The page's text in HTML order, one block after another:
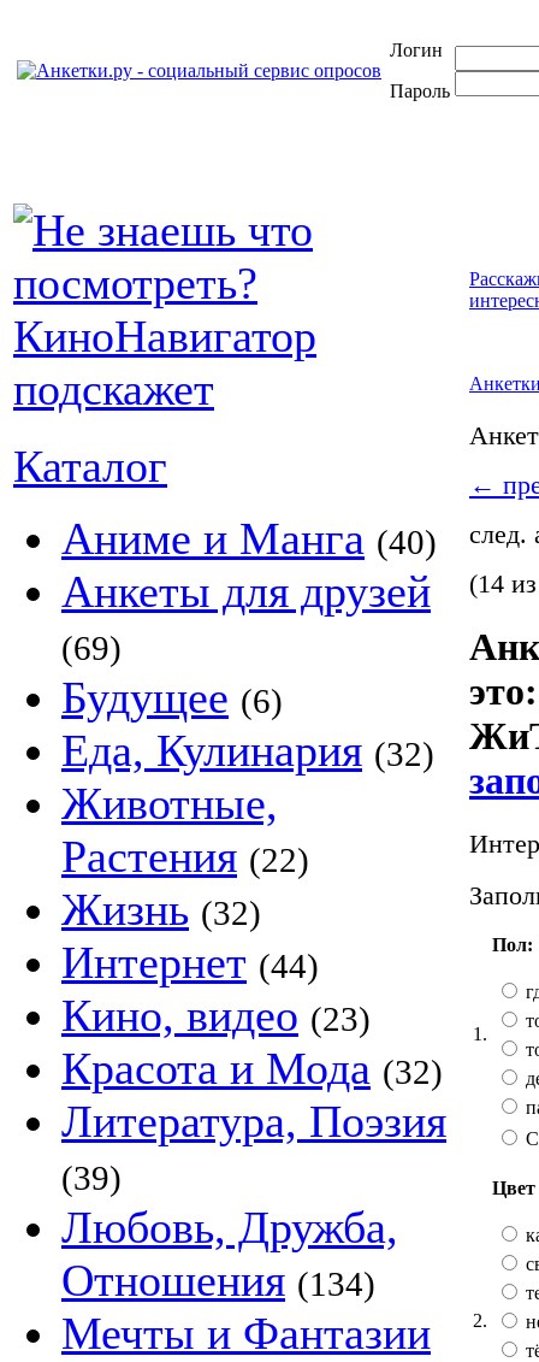
Логин
Пароль
Каталог
Аниме и Манга (40)
Анкеты для друзей
(69)
Будущее (6)
Еда, Кулинария (32)
Животные,
Растения (22)
Жизнь (32)
Интернет (44)
Кино, видео (23)
Красота и Мода (32)
Литература, Поэзия
(39)
Любовь, Дружба,
Отношения (134)
Мечты и Фантазии
←
след.
(14
1.
Пол:
2.
Цвет